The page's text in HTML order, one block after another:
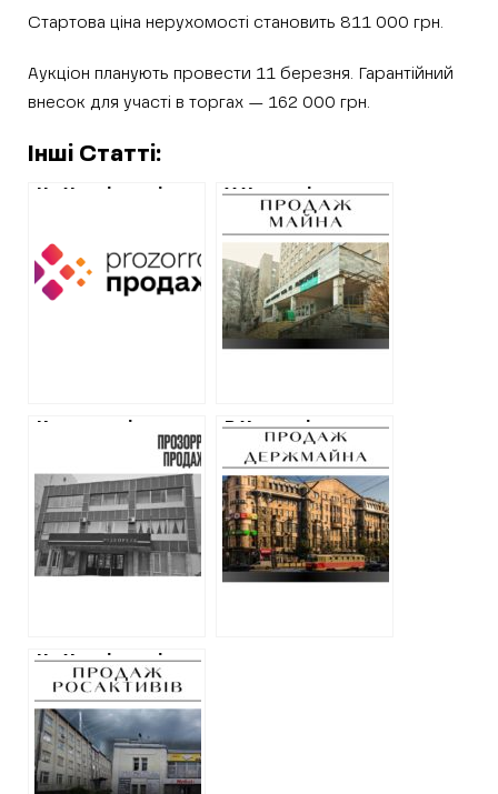
Стартова ціна нерухомості становить 811 000 грн.
Аукціон планують провести 11 березня. Гарантійний
внесок для участі в торгах — 162 000 грн.
Інші Статті:
На Харківщині
війни знову
запрацювали
аукціони
“Прозорро.Продажі”
У Харкові знову
виставили на
продаж будівлю
міської
поліклініки, яку
банк забрав за
борги у структур
Корпорація
пропонує 118
мільйонів гривень
за завод у
Харкові
В Харкові
провели торги за
будівлю
російського
банку: подробиці
На Харківщині
продали ще дві
будівлі, які
належали
російському
банку